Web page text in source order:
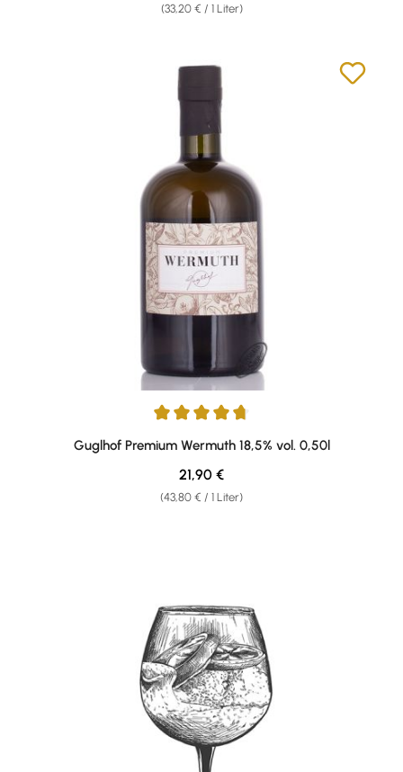
(33,20 € / 1 Liter)
Durchschnittliche Bewertung von 4.83 von 5 Sternen
Guglhof Premium Wermuth 18,5% vol. 0,50l
(43,80 € / 1 Liter)
Regulärer Preis:
21,90 €